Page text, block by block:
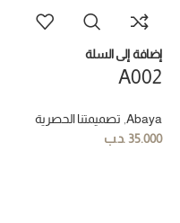
إضافة إلى السلة
A002
Abaya
, تصميمتنا الحصرية
35.000.د.ب